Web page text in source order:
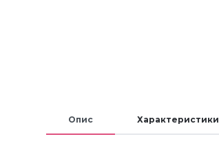
Опис Характеристики